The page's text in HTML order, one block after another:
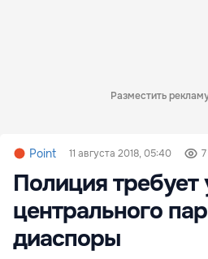
Разместить
Point 11 августа 2018, 05:40
Полиция требует
центрального
диаспоры